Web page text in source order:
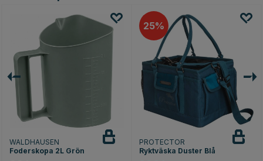
WALDHAUSEN
Foderskopa 2L Grön
25
PROTECTOR
Ryktväska Duster Blå